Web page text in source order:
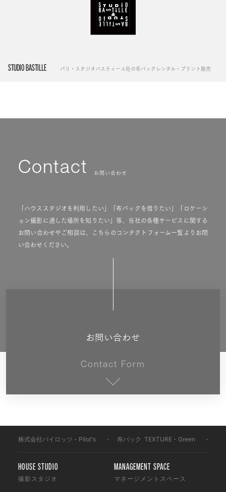
STUDIO BASTILLE パリ・スタジオバスティーユ社の布バックレンタル・プリント販売
Contact お問い合わせ
「ハウススタジオを利用したい」「布バックを借りたい」「ロケーシ
ョン撮影に適した場所を知りたい」等、当社の各種サービスに関する
お問い合わせやご相談は、こちらのコンタクトフォーム一覧よりお問
い合わせください。
お問い合わせ
Contact Form
株式会社パイロッツ - Pilot's 布バック TEXTURE - Green
HOUSE STUDIO
撮影スタジオ
MANAGEMENT SPACE
マネージメントスペース